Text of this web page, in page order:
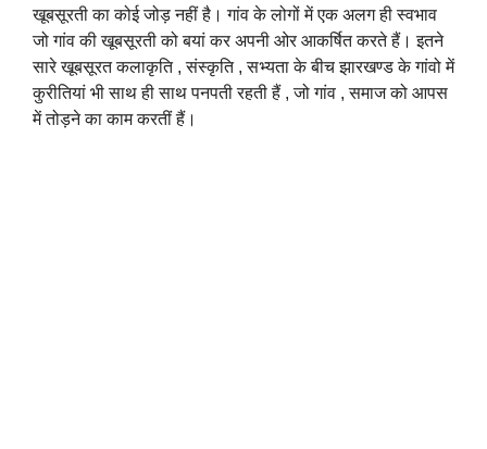
खूबसूरती का कोई जोड़ नहीं है। गांव के लोगों में एक अलग ही स्वभाव
जो गांव की खूबसूरती को बयां कर अपनी ओर आकर्षित करते हैं।इतने
सारे खूबसूरत कलाकृति , संस्कृति , सभ्यता के बीच झारखण्ड के गांवो में
कुरीतियां भी साथ ही साथ पनपती रहती हैं , जो गांव , समाज को आपस
में तोड़ने का काम करतीं हैं।